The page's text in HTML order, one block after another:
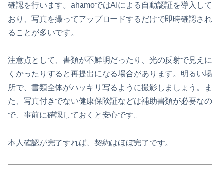
確認を行います。ahamoではAIによる自動認証を導入して
おり、写真を撮ってアップロードするだけで即時確認され
ることが多いです。
注意点として、書類が不鮮明だったり、光の反射で見えに
くかったりすると再提出になる場合があります。明るい場
所で、書類全体がハッキリ写るように撮影しましょう。ま
た、写真付きでない健康保険証などは補助書類が必要なの
で、事前に確認しておくと安心です。
本人確認が完了すれば、契約はほぼ完了です。